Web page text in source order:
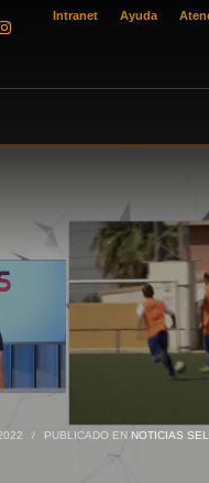
Intranet Ayuda
/ PUBLICADO EN NOTICIAS